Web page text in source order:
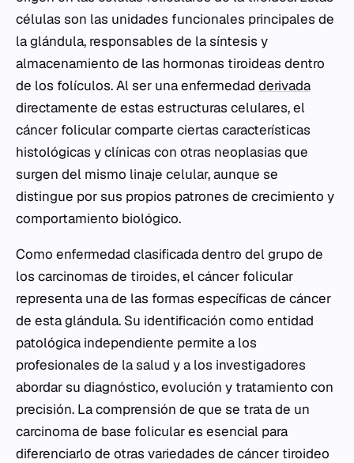
células son las unidades funcionales principales de
la glándula, responsables de la síntesis y
almacenamiento de las hormonas tiroideas dentro
de los folículos. Al ser una enfermedad derivada
directamente de estas estructuras celulares, el
cáncer folicular comparte ciertas características
histológicas y clínicas con otras neoplasias que
surgen del mismo linaje celular, aunque se
distingue por sus propios patrones de crecimiento y
comportamiento biológico.
Como enfermedad clasificada dentro del grupo de
los carcinomas de tiroides, el cáncer folicular
representa una de las formas específicas de cáncer
de esta glándula. Su identificación como entidad
patológica independiente permite a los
profesionales de la salud y a los investigadores
abordar su diagnóstico, evolución y tratamiento con
precisión. La comprensión de que se trata de un
carcinoma de base folicular es esencial para
diferenciarlo de otras variedades de cáncer tiroideo